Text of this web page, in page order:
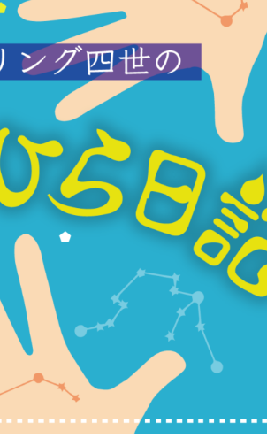
4月のワークショップのお知
らせです。